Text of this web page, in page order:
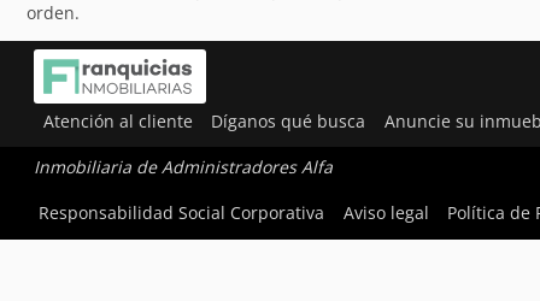
orden.
Atención al cliente Díganos qué busca Anuncie su
Inmobiliaria de Administradores Alfa
Responsabilidad Social Corporativa
Aviso legal Política de